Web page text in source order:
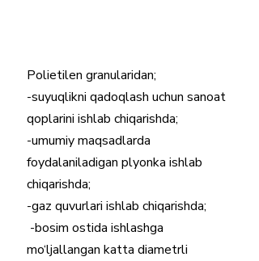
Polietilen granularidan;
-suyuqlikni qadoqlash uchun sanoat
qoplarini ishlab chiqarishda;
-umumiy maqsadlarda
foydalaniladigan plyonka ishlab
chiqarishda;
-gaz quvurlari ishlab chiqarishda;
mo‘ljallangan katta diametrli